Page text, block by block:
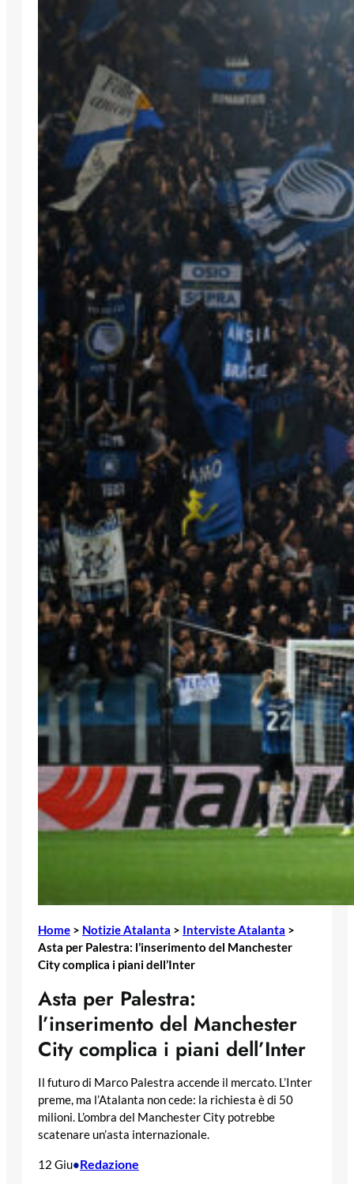
Home > Notizie Atalanta > Interviste Atalanta >
Asta per Palestra: l’inserimento del Manchester
City complica i piani dell’Inter
Asta per Palestra:
l’inserimento del Manchester
City complica i piani dell’Inter
Il futuro di Marco Palestra accende il mercato. L’Inter
preme, ma l’Atalanta non cede: la richiesta è di 50
milioni. L’ombra del Manchester City potrebbe
scatenare un’asta internazionale.
12 Giu•Redazione